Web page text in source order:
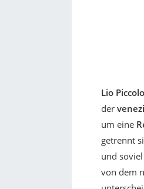
Lio Piccolo
der
um eine
getrennt
und
von dem